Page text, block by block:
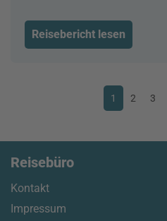
Reisebericht lesen
1 2 3
Reisebüro
Kontakt
Impressum